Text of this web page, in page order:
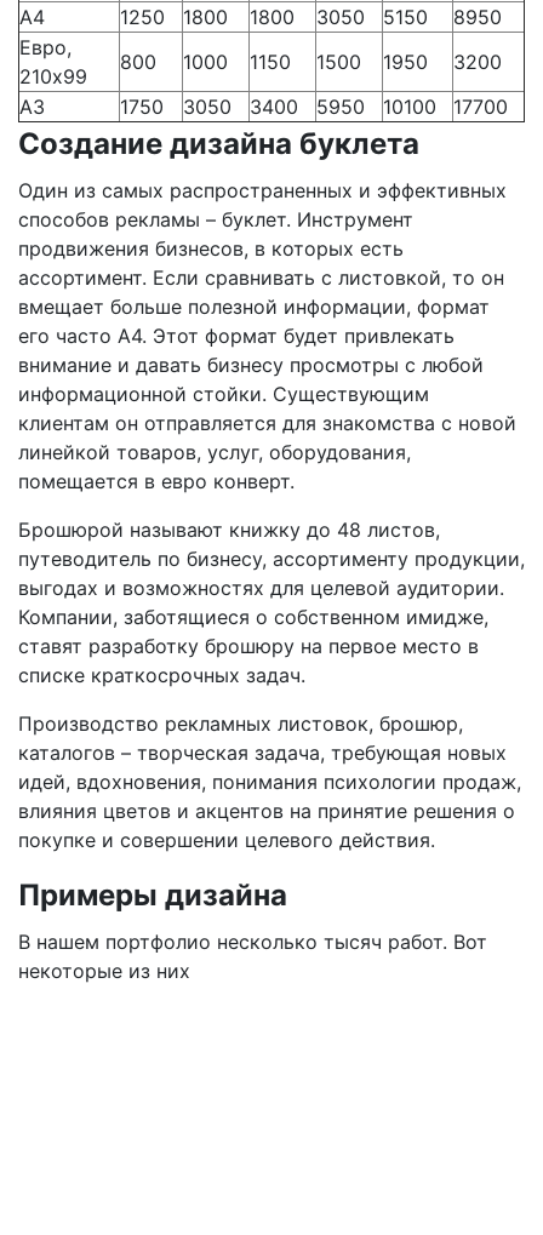
А4
1250 1800 1800 3050 5150
8950
Евро,
210х99
800 1000 1150 1500 1950
3200
А3
1750 3050 3400 5950 10100 17700
Создание дизайна буклета
Один из самых распространенных и эффективных
способов рекламы – буклет. Инструмент
продвижения бизнесов, в которых есть
ассортимент. Если сравнивать с листовкой, то он
вмещает больше полезной информации, формат
его часто А4. Этот формат будет привлекать
внимание и давать бизнесу просмотры с любой
информационной стойки. Существующим
клиентам он отправляется для знакомства с новой
линейкой товаров, услуг, оборудования,
помещается в евро конверт.
Брошюрой называют книжку до 48 листов,
путеводитель по бизнесу, ассортименту продукции,
выгодах и возможностях для целевой аудитории.
Компании, заботящиеся о собственном имидже,
ставят разработку брошюру на первое место в
списке краткосрочных задач.
Производство рекламных листовок, брошюр,
каталогов – творческая задача, требующая новых
идей, вдохновения, понимания психологии продаж,
влияния цветов и акцентов на принятие решения о
покупке и совершении целевого действия.
Примеры дизайна
В нашем портфолио несколько тысяч работ. Вот
некоторые из них